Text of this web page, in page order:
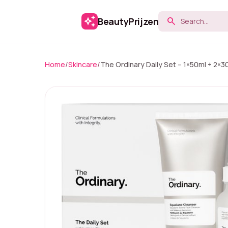
auto_awesome BeautyPrijzen search
Home/Skincare/The Ordinary Daily Set – 1×50ml +